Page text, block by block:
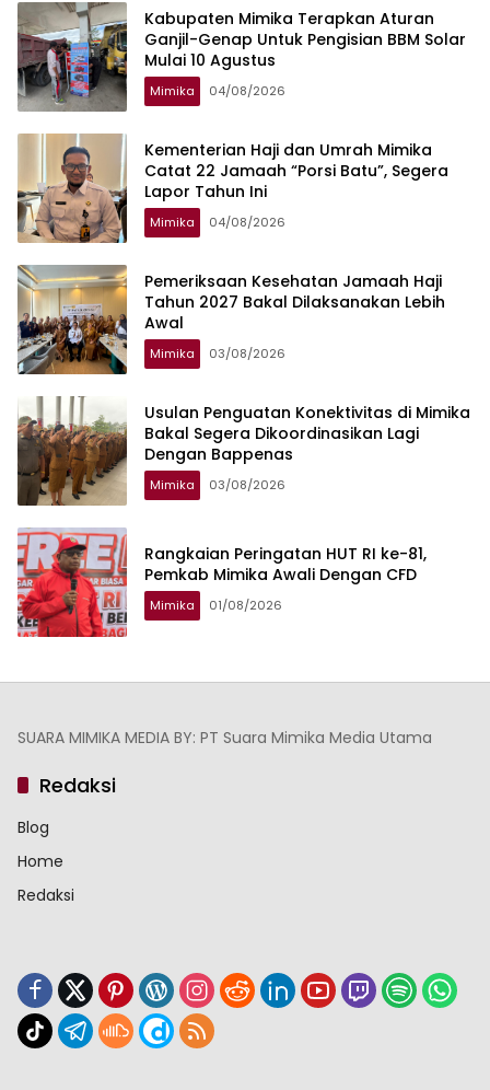
Kabupaten Mimika Terapkan Aturan
Ganjil-Genap Untuk Pengisian BBM Solar
Mulai 10 Agustus
Mimika 04/08/2026
Kementerian Haji dan Umrah Mimika
Catat 22 Jamaah “Porsi Batu”, Segera
Lapor Tahun Ini
Mimika 04/08/2026
Pemeriksaan Kesehatan Jamaah Haji
Tahun 2027 Bakal Dilaksanakan Lebih
Awal
Mimika 03/08/2026
Usulan Penguatan Konektivitas di Mimika
Bakal Segera Dikoordinasikan Lagi
Dengan Bappenas
Mimika 03/08/2026
Rangkaian Peringatan HUT RI ke-81,
Pemkab Mimika Awali Dengan CFD
Mimika 01/08/2026
SUARA MIMIKA MEDIA BY: PT Suara Mimika Media Utama
Redaksi
Blog
Home
Redaksi